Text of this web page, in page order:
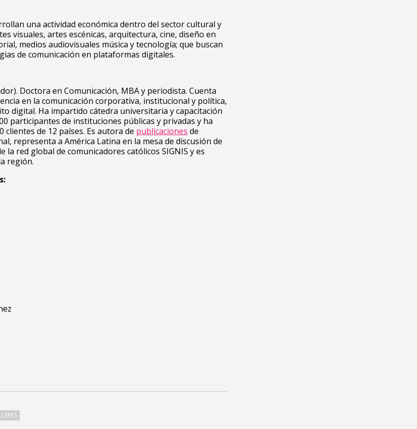
una actividad económica dentro del sector cultural y
visuales, artes escénicas, arquitectura, cine, diseño en
medios audiovisuales música y tecnología; que buscan
de comunicación en plataformas digitales.
Doctora en Comunicación, MBA y periodista. Cuenta
en la comunicación corporativa, institucional y política,
digital. Ha impartido cátedra universitaria y capacitación
participantes de instituciones públicas y privadas y ha
clientes de 12 países. Es autora de publicaciones de
representa a América Latina en la mesa de discusión de
la red global de comunicadores católicos SIGNIS y es
región.